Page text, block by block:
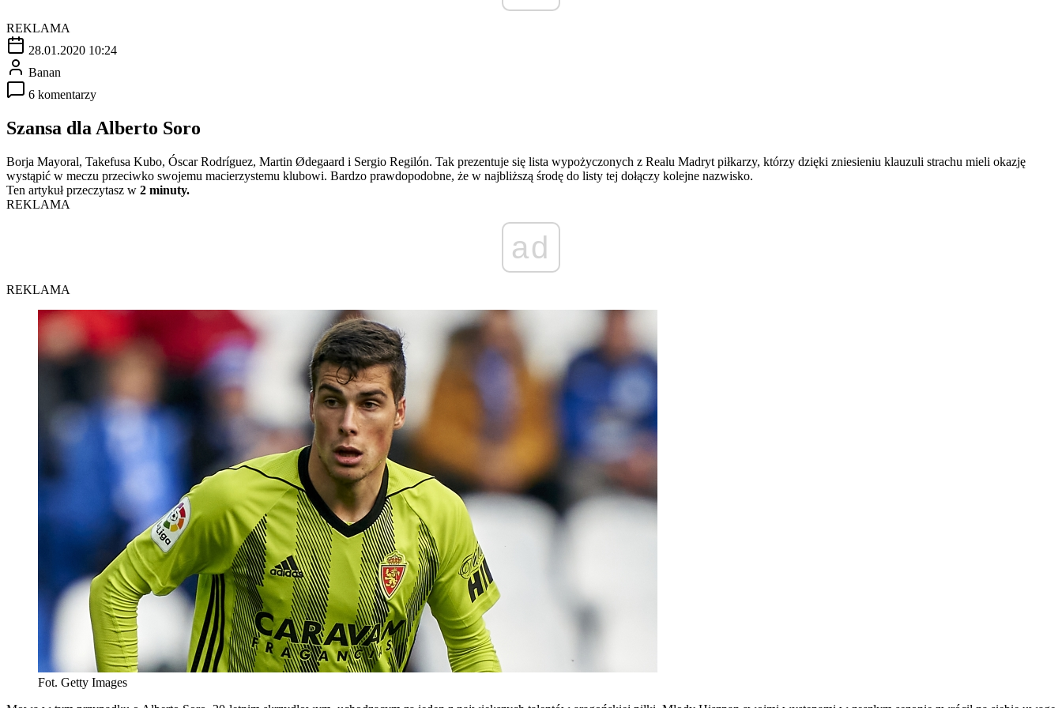
REKLAMA
28.01.2020 10:24
Banan
6 komentarzy
Szansa dla Alberto Soro
Borja Mayoral, Takefusa Kubo, Óscar Rodríguez, Martin Ødegaard i Sergio Regilón. Tak prezentuje się lista wypożyczonych z Realu Madryt piłkarzy, którzy dzięki zniesieniu klauzuli strachu mieli okazję
wystąpić w meczu przeciwko swojemu macierzystemu klubowi. Bardzo prawdopodobne, że w najbliższą środę do listy tej dołączy kolejne nazwisko.
Ten artykuł przeczytasz w 2 minuty.
REKLAMA
ad
REKLAMA
Fot. Getty Images